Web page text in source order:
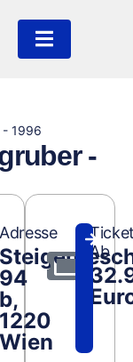
- 1996
-
Adresse
94
b,
1220
Wien
Ab